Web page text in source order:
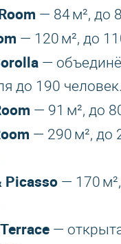
— 84 м², до
— 120 м², до
—
до 190 человек.
— 91 м², до
— 290 м², до
Picasso — 170
—